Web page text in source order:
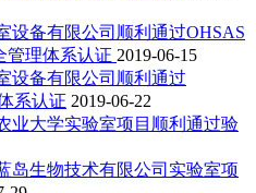
设备有限公司顺利通过OHSAS
管理体系认证 2019-06-15
设备有限公司顺利通过
系认证 2019-06-22
业大学实验室项目顺利通过验
岛生物技术有限公司实验室项